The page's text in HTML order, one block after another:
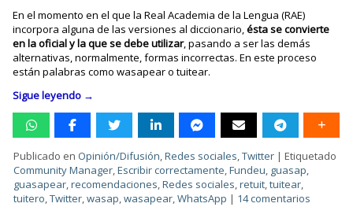
En el momento en el que la Real Academia de la Lengua (RAE)
incorpora alguna de las versiones al diccionario,ésta se convierte
en la oficial y la que se debe utilizar, pasando a ser las demás
alternativas, normalmente, formas incorrectas. En este proceso
están palabras como wasapear o tuitear.
Sigue leyendo →
Publicado en Opinión/Difusión,Redes sociales,Twitter |Etiquetado
Community Manager,Escribir correctamente,Fundeu, guasap,
guasapear,recomendaciones,Redes sociales,retuit,tuitear,
tuitero,Twitter,wasap,wasapear,WhatsApp | 14 comentarios